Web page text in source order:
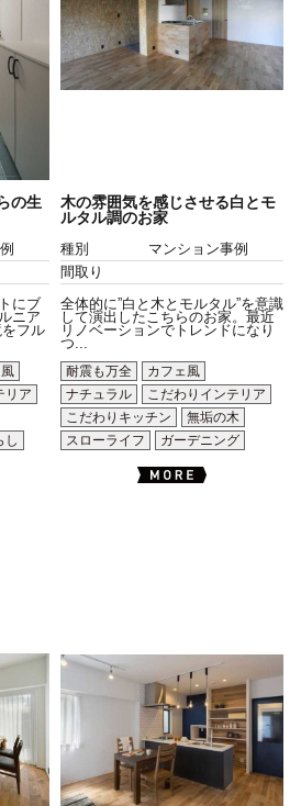
の生
にブ
ニア
フル
リア
し
木の雰囲気を感じさせる白とモ
ルタル調のお家
種別
マンション事例
間取り
全体的に”白と木とモルタル”を意識
して演出したこちらのお家。最近
リノベーションでトレンドになり
つ...
耐震も万全
カフェ風
ナチュラル
こだわりインテリア
こだわりキッチン
無垢の木
スローライフ
ガーデニング